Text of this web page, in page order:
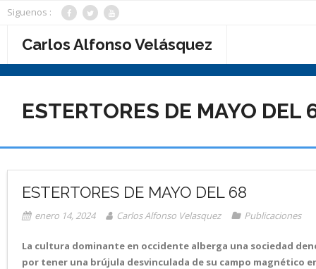
Saltar
contenido
Siguenos :
Carlos Alfonso Velásquez
ESTERTORES DE MAYO DEL
ESTERTORES DE MAYO DEL 68
enero 14, 2024 Carlos Alfonso Velasquez Publicaciones
La cultura dominante en occidente alberga una sociedad
por tener una brújula desvinculada de su campo magnético